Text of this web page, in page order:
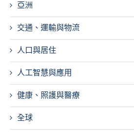
亞洲
交通、運輸與物流
人口與居住
人工智慧與應用
健康、照護與醫療
全球